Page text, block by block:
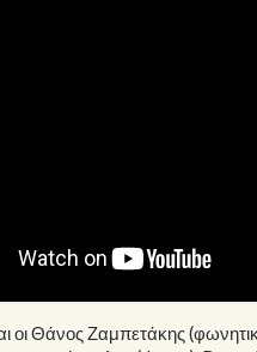
οι Θάνος Ζαμπετάκης